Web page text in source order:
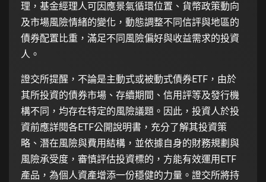
理，基金經理人可因應景氣循環位置、貨幣政策動向
及市場風險情緒的變化，動態調整不同信評與地區的
債券配置比重，滿足不同風險偏好與收益需求的投資
人。
證交所提醒，不論是主動式或被動式債券ETF，由於
其所投資的債券市場、存續期間、信用評等及發行機
構不同，均存在特定的風險議題。因此，投資人於投
資前應詳閱各ETF公開說明書，充分了解其投資策
略、潛在風險與費用結構，並依據自身的財務規劃與
風險承受度，審慎評估投資標的，方能有效運用ETF
產品，為個人資產增添一份穩健的力量。證交所將持